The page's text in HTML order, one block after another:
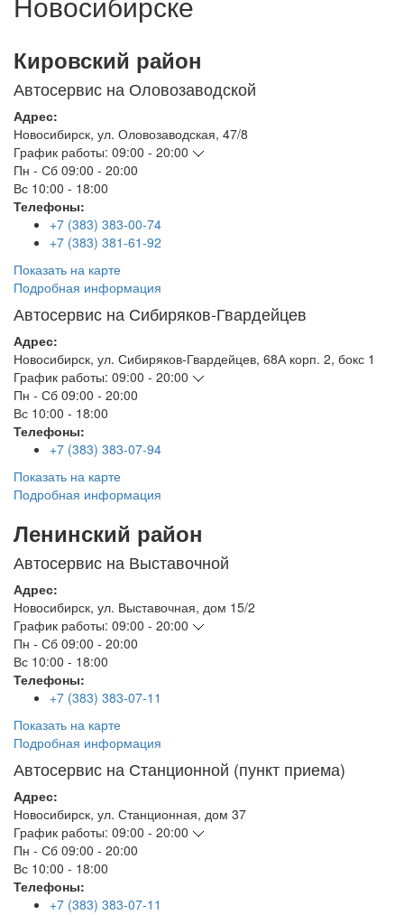
Кировский район
Автосервис на Оловозаводской
Адрес:
Новосибирск, ул. Оловозаводская, 47/8
График работы: 09:00 - 20:00
Пн - Сб 09:00 - 20:00
Вс 10:00 - 18:00
Телефоны:
+7 (383) 383-00-74
+7 (383) 381-61-92
Показать на карте
Подробная информация
Автосервис на Сибиряков-Гвардейцев
Адрес:
Новосибирск, ул. Сибиряков-Гвардейцев, 68А корп. 2, бокс 1
График работы: 09:00 - 20:00
Пн - Сб 09:00 - 20:00
Вс 10:00 - 18:00
Телефоны:
+7 (383) 383-07-94
Показать на карте
Подробная информация
Ленинский район
Автосервис на Выставочной
Адрес:
Новосибирск, ул. Выставочная, дом 15/2
График работы: 09:00 - 20:00
Пн - Сб 09:00 - 20:00
Вс 10:00 - 18:00
Телефоны:
+7 (383) 383-07-11
Показать на карте
Подробная информация
Автосервис на Станционной (пункт приема)
Адрес:
Новосибирск, ул. Станционная, дом 37
График работы: 09:00 - 20:00
Пн - Сб 09:00 - 20:00
Вс 10:00 - 18:00
Телефоны:
+7 (383) 383-07-11